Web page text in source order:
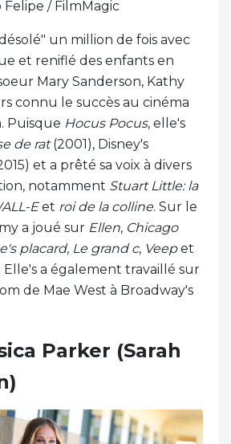
Felipe / FilmMagic
un million de fois avec
et reniflé des enfants en
Mary Sanderson, Kathy
connu le succès au cinéma
Puisque Hocus Pocus, elle's
de rat(2001), Disney's
et a prêté sa voix à divers
notamment Stuart Little: la
Eet roi de la colline. Sur le
a joué sur Ellen, Chicago
placard, Le grand c, Veepet
a également travaillé sur
de Mae West à Broadway's
Parker (Sarah